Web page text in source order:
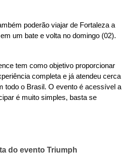
poderão viajar de Fortaleza a
um bate e volta no domingo (02).
tem como objetivo proporcionar
completa e já atendeu cerca
todo o Brasil. O evento é acessível a
é muito simples, basta se
do evento Triumph